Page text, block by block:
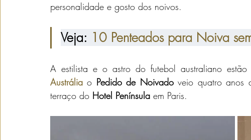
personalidade e gosto dos noivos.
Veja: 10 Penteados para Noiva
A estilista e o astro do futebol australiano
Austrália o Pedido de Noivado veio quatro anos
terraço do Hotel Península em Paris.